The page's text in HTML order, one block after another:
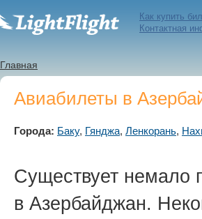
Как купить
Контактная
Главная
Авиабилеты в
Города: Баку, Гянджа, Ленкорань,
Существует немало
в Азербайджан.